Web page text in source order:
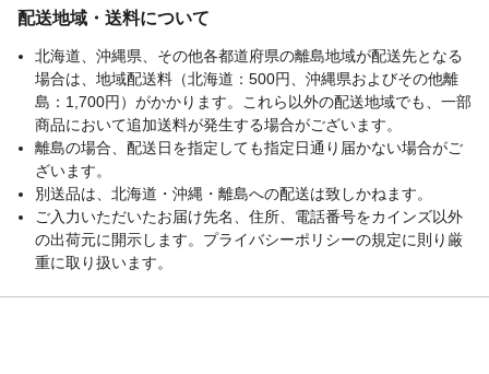
配送地域・送料について
北海道、沖縄県、その他各都道府県の離島地域が配送先となる
場合は、地域配送料（北海道：500円、沖縄県およびその他離
島：1,700円）がかかります。これら以外の配送地域でも、一部
商品において追加送料が発生する場合がございます。
離島の場合、配送日を指定しても指定日通り届かない場合がご
ざいます。
別送品は、北海道・沖縄・離島への配送は致しかねます。
ご入力いただいたお届け先名、住所、電話番号をカインズ以外
の出荷元に開示します。プライバシーポリシーの規定に則り厳
重に取り扱います。